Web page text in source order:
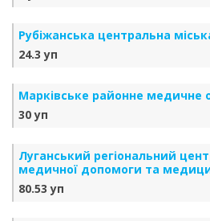
Рубіжанська центральна
24.3 уп
Марківське районне медичне
30 уп
Луганський регіональний
медичної допомоги та
80.53 уп